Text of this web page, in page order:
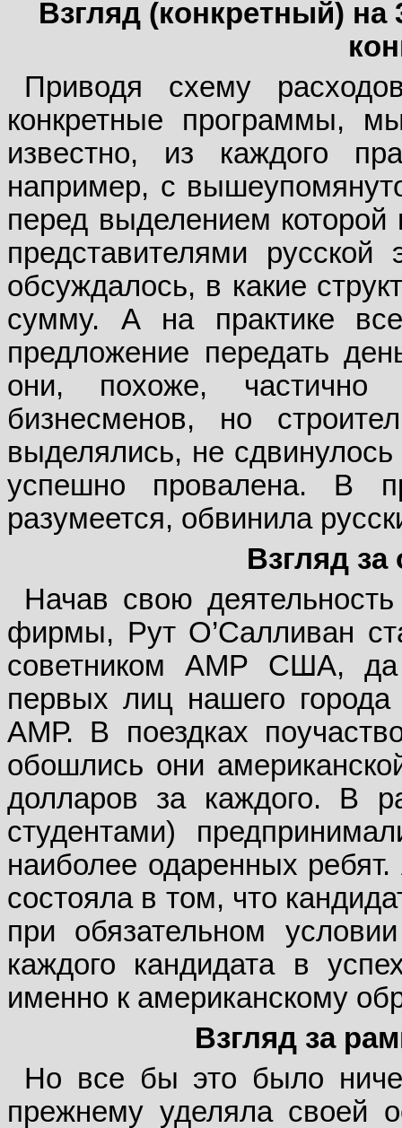
Взгляд (конкретный)
Приводя схему
конкретные программы,
известно, из каждого
например, с
перед выделением которой
представителями
обсуждалось, в какие
сумму. А на практике
предложение передать
они, похоже,
бизнесменов, но
выделялись, не
успешно провалена. В
разумеется, обвинила
Взгляд за
Начав свою
фирмы, Рут О’Салливан
советником АМР США, да
первых лиц нашего
АМР. В поездках
обошлись они
долларов за каждого. В
студентами)
наиболее одаренных
состояла в том, что
при обязательном
каждого кандидата в
именно к американскому
Взгляд за
Но все бы это было
прежнему уделяла своей